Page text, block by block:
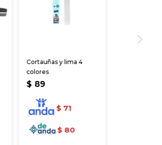
Cortauñas y lima 4
colores
$ 89
$ 71
$ 80